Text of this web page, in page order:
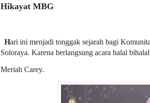
Hikayat MBG
Hari ini menjadi tonggak sejarah bagi
Soloraya. Karena berlangsung acara halal
Meriah Carey.